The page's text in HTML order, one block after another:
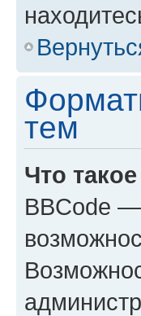
тем
Что
BBCode